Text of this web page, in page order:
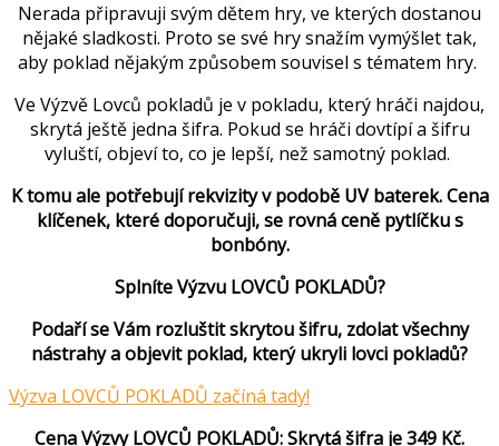
Nerada připravuji svým dětem hry, ve kterých dostanou
nějaké sladkosti. Proto se své hry snažím vymýšlet tak,
aby poklad nějakým způsobem souvisel s tématem hry.
Ve Výzvě Lovců pokladů je v pokladu, který hráči najdou,
skrytá ještě jedna šifra. Pokud se hráči dovtípí a šifru
vyluští, objeví to, co je lepší, než samotný poklad.
K tomu ale potřebují rekvizity v podobě UV baterek. Cena
klíčenek, které doporučuji, se rovná ceně pytlíčku s
bonbóny.
Splníte Výzvu LOVCŮ POKLADŮ?
Podaří se Vám rozluštit skrytou šifru, zdolat všechny
nástrahy a objevit poklad, který ukryli lovci pokladů?
Výzva LOVCŮ POKLADŮ začíná tady!
Cena Výzvy LOVCŮ POKLADŮ: Skrytá šifra je 349 Kč.